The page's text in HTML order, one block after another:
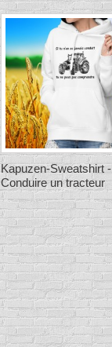
Kapuzen-Sweatshirt -
Conduire un tracteur